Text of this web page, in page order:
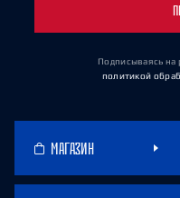
Подписываясь на
политикой
МАГАЗИН